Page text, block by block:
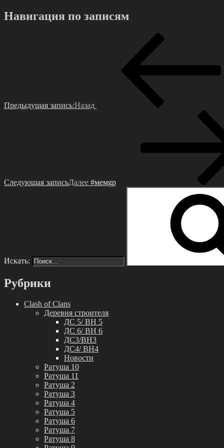
Навигация по записям
Предыдущая запись:Назад
Следующая записьДалее #мемgр
Искать:
Рубрики
Clash of Clans
Деревня строителя
ДС 5/ BH 5
ДС 6/ BH 6
ДС3/BH3
ДС4/ BH4
Новости
Ратуша 10
Ратуша 11
Ратуша 2
Ратуша 3
Ратуша 4
Ратуша 5
Ратуша 6
Ратуша 7
Ратуша 8